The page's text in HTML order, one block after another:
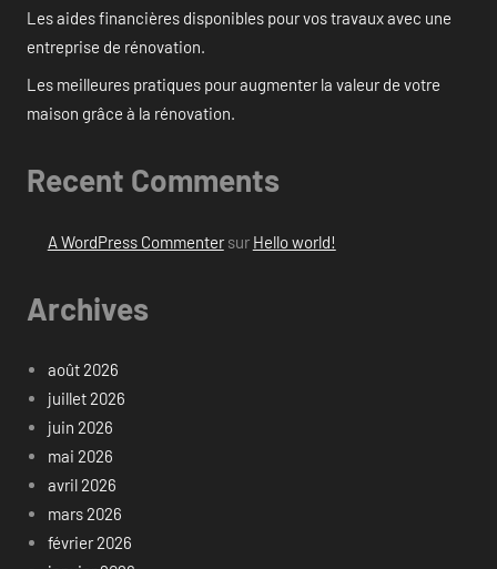
Les aides financières disponibles pour vos travaux avec une
entreprise de rénovation.
Les meilleures pratiques pour augmenter la valeur de votre
maison grâce à la rénovation.
Recent Comments
A WordPress Commentersur Hello world!
Archives
août 2026
juillet 2026
juin 2026
mai 2026
avril 2026
mars 2026
février 2026